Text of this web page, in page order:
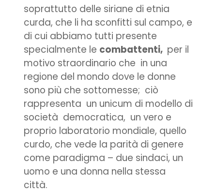
soprattutto delle siriane di etnia
curda, che li ha sconfitti sul campo, e
di cui abbiamo tutti presente
specialmente le combattenti, per il
motivo straordinario che in una
regione del mondo dove le donne
sono più che sottomesse; ciò
rappresenta un unicum di modello di
società democratica, un vero e
proprio laboratorio mondiale, quello
curdo, che vede la parità di genere
come paradigma – due sindaci, un
uomo e una donna nella stessa
città.